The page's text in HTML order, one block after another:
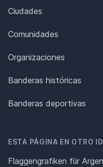
Ciudades
Comunidades
Organizaciones
Banderas históricas
Banderas deportivas
ESTA PÁGINA EN OTRO
Flaggengrafiken für